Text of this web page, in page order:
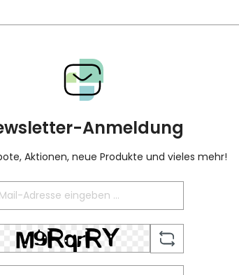
Anmeldung
Aktionen, neue Produkte und vieles mehr!